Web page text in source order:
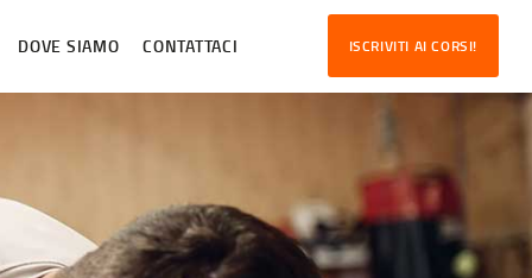
DOVE SIAMO CONTATTACI ISCRIVITI AI CORSI!